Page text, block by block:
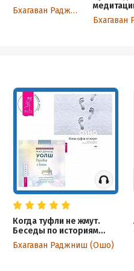
Бхагаван Раджниш (Ошо)
день
над
Когда туфли не жмут.
Беседы по историям
даосского мистика
Чжуан-цзы. Разговор с
Бхагаван Раджниш (Ошо)